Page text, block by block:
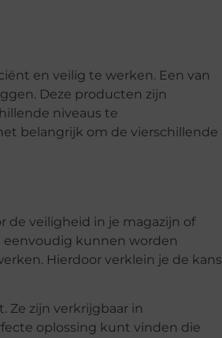
en veilig te werken. Een van
Deze producten zijn
niveaus te
belangrijk om de vierschillende
de veiligheid in je magazijn of
eenvoudig kunnen worden
Hierdoor verklein je de kans
Ze zijn verkrijgbaar in
oplossing kunt vinden die